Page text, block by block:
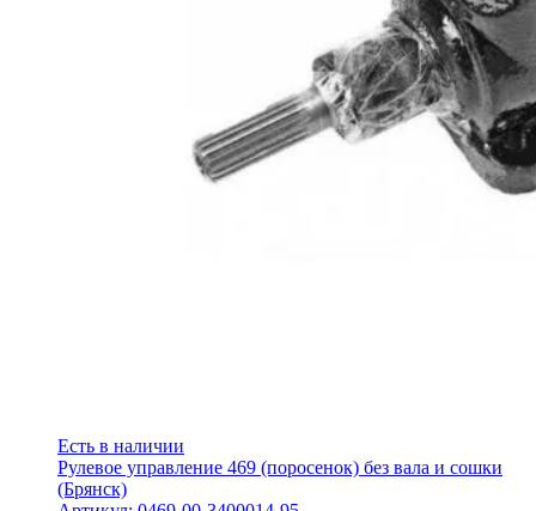
Есть в наличии
Рулевое управление 469 (поросенок) без вала и сошки
(Брянск)